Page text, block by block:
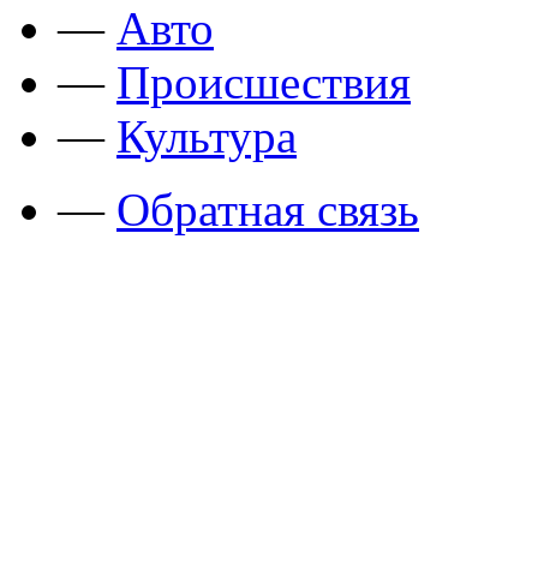
— Авто
— Происшествия
— Культура
— Обратная связь